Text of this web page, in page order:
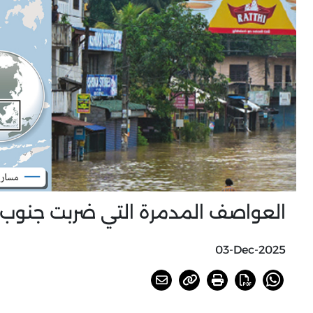
العواصف المدمرة التي ضربت جنوب
03-Dec-2025